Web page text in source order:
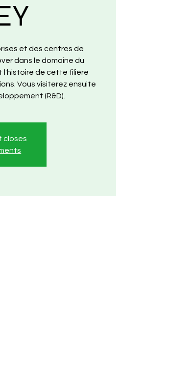
et des centres de
dans le domaine du
l'histoire de cette filière
Vous visiterez ensuite
(R&D).
closes